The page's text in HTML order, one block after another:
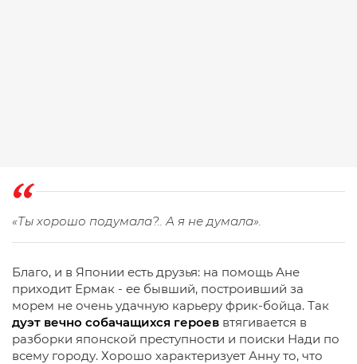
«Ты хорошо подумала?.. А я не думала».
Благо, и в Японии есть друзья: на помощь Ане
приходит Ермак - ее бывший, построивший за
морем не очень удачную карьеру фрик-бойца. Так
дуэт вечно собачащихся героев втягивается в
разборки японской преступности и поиски Нади по
всему городу. Хорошо характеризует Анну то, что